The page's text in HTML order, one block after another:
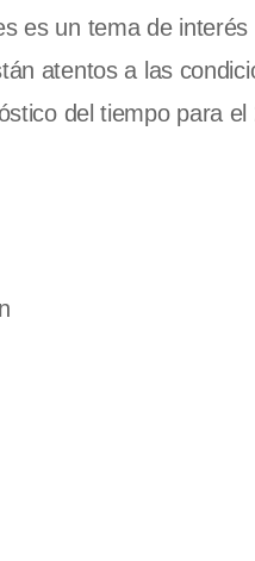
es un tema de
atentos a las
del tiempo para